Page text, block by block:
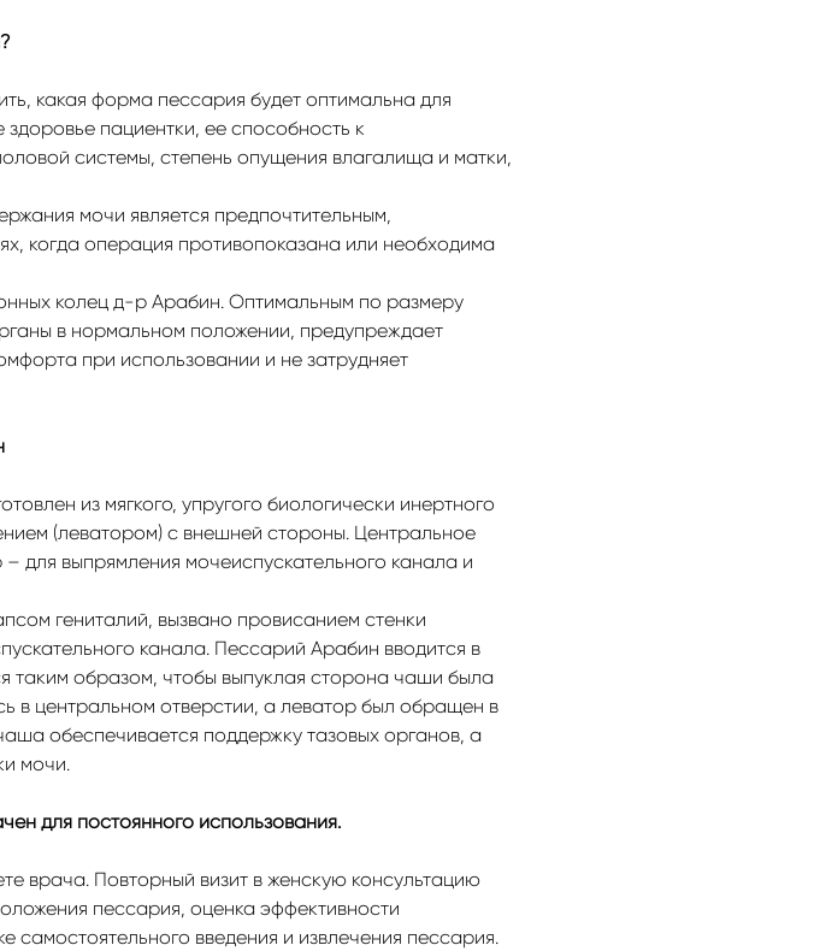
какая форма пессария будет оптимальна для
пациентки, ее способность к
системы, степень опущения влагалища и матки,
мочи является предпочтительным,
когда операция противопоказана или необходима
колец д-р Арабин. Оптимальным по размеру
в нормальном положении, предупреждает
при использовании и не затрудняет
из мягкого, упругого биологически инертного
(леватором) с внешней стороны. Центральное
для выпрямления мочеиспускательного канала и
гениталий, вызвано провисанием стенки
канала. Пессарий Арабин вводится в
таким образом, чтобы выпуклая сторона чаши была
в центральном отверстии, а леватор был обращен в
обеспечивается поддержку тазовых органов, а
мочи.
для постоянного использования.
врача. Повторный визит в женскую консультацию
пессария, оценка эффективности
самостоятельного введения и извлечения пессария.